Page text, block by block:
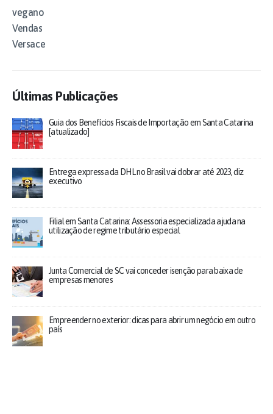
vegano
Vendas
Versace
Últimas Publicações
Guia dos Benefícios Fiscais de Importação em Santa Catarina
[atualizado]
Entrega expressa da DHL no Brasil vai dobrar até 2023, diz
executivo
Filial em Santa Catarina: Assessoria especializada ajuda na
utilização de regime tributário especial
Junta Comercial de SC vai conceder isenção para baixa de
empresas menores
Empreender no exterior: dicas para abrir um negócio em outro
país